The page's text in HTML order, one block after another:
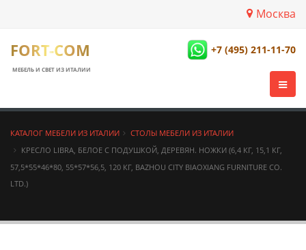
Москва
FORT-COM
МЕБЕЛЬ И СВЕТ ИЗ ИТАЛИИ
+7 (495) 211-11-70
КАТАЛОГ МЕБЕЛИ ИЗ ИТАЛИИ
СТОЛЫ МЕБЕЛИ ИЗ ИТАЛИИ
КРЕСЛО LIBRA, БЕЛОЕ С ПОДУШКОЙ, ДЕРЕВЯН. НОЖКИ (6,4 КГ, 15,1 КГ,
57,5*55*46*80, 55*57*56,5, 120 КГ, BAZHOU CITY BIAOXIANG FURNITURE CO.
LTD.)